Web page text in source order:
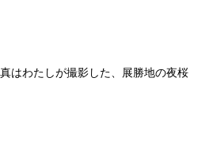
はわたしが撮影した、展勝地の夜桜